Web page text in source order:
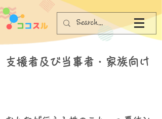
支援者及び当事者・家族向け